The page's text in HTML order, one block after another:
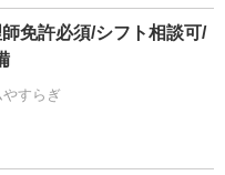
免許必須/シフト相談可/
すらぎ